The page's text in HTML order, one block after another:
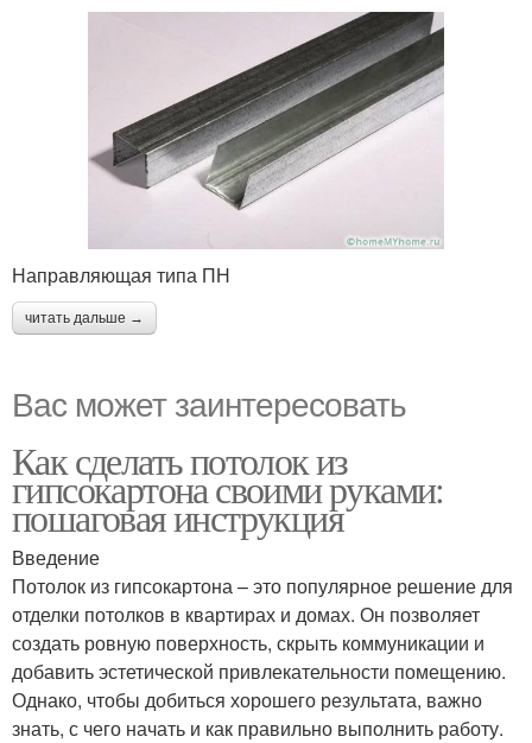
Направляющая типа ПН
читать дальше →
Вас может заинтересовать
Как сделать потолок из
гипсокартона своими руками:
пошаговая инструкция
Введение
Потолок из гипсокартона – это популярное решение для
отделки потолков в квартирах и домах. Он позволяет
создать ровную поверхность, скрыть коммуникации и
добавить эстетической привлекательности помещению.
Однако, чтобы добиться хорошего результата, важно
знать, с чего начать и как правильно выполнить работу.